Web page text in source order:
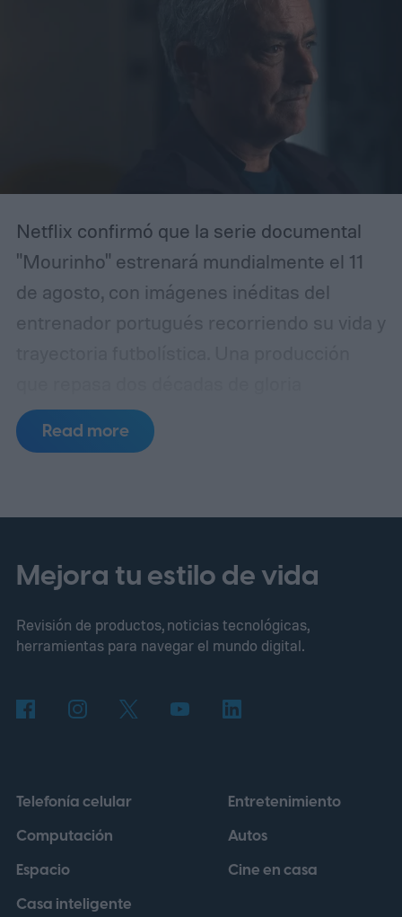
Netflix confirmó que la serie documental
"Mourinho" estrenará mundialmente el 11
de agosto, con imágenes inéditas del
entrenador portugués recorriendo su vida y
Read more
Mejora tu estilo de vida
Revisión de productos, noticias tecnológicas,
herramientas para navegar el mundo digital.
Telefonía celular
Computación
Espacio
Casa inteligente
Entretenimiento
Autos
Cine en casa